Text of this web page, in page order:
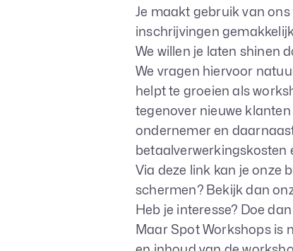
Je maakt gebruik van
inschrijvingen
We willen je laten shinen
We vragen hiervoor
helpt te groeien als
tegenover nieuwe
ondernemer en
betaalverwerkingskosten
Via deze link kan je onze
schermen? Bekijk dan
Heb je interesse? Doe
Maar Spot Workshops is